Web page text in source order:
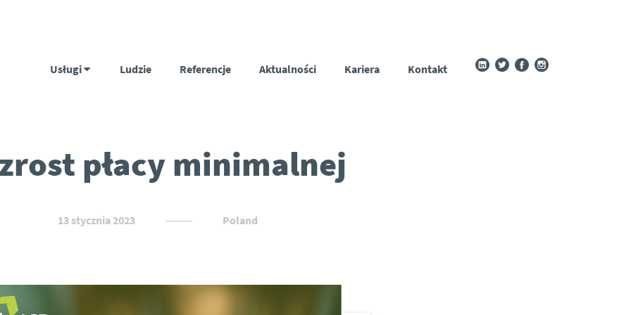
Usługi Ludzie Referencje Aktualności Kariera Kontakt
płacy minimalnej
13 stycznia 2023 Poland